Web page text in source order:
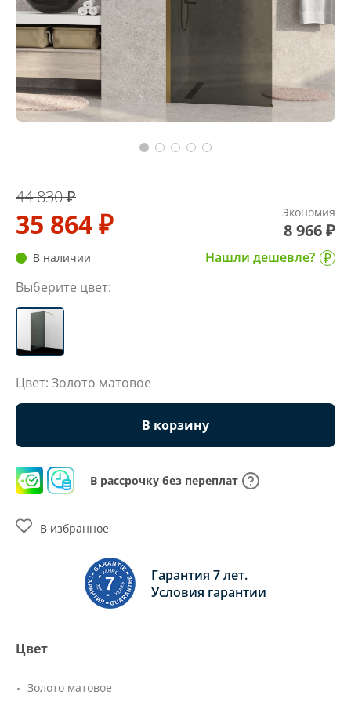
44 830 ₽
35 864 ₽ Экономия
8 966 ₽
В наличии
Нашли дешевле?
Выберите цвет:
Цвет: Золото матовое
В корзину
В рассрочку без переплат
Гарантия 7 лет.
Условия гарантии
В избранное
Цвет
Золото матовое